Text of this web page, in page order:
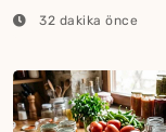
32 dakika önce